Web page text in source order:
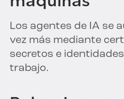
Los agentes de IA se
vez más mediante
secretos e
trabajo.